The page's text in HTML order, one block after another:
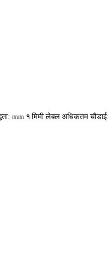
mm १ मिमी लेबल अधिकतम